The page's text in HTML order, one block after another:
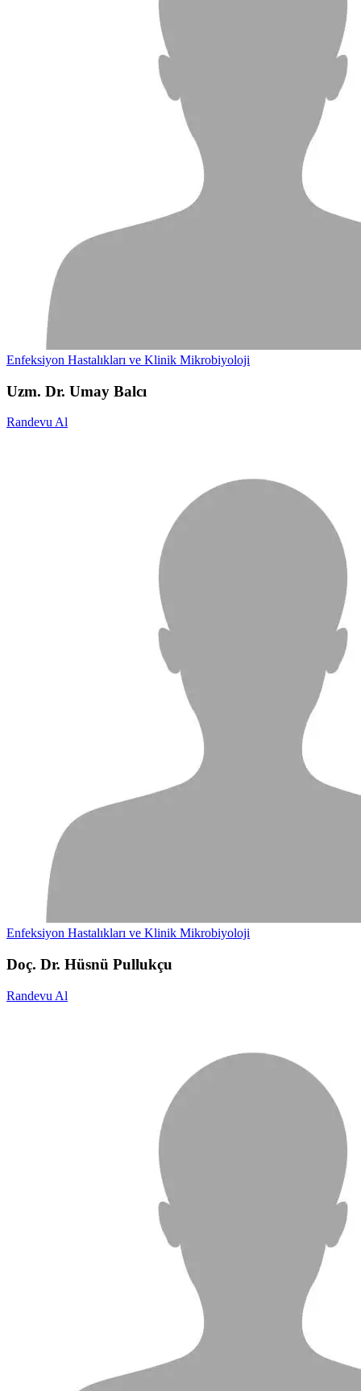
Enfeksiyon Hastalıkları ve Klinik Mikrobiyoloji
Uzm. Dr. Umay Balcı
Randevu Al
Enfeksiyon Hastalıkları ve Klinik Mikrobiyoloji
Doç. Dr. Hüsnü Pullukçu
Randevu Al